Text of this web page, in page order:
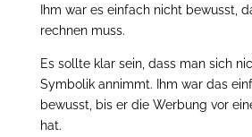
Ihm war es einfach nicht bewusst,
rechnen muss.
Es sollte klar sein, dass man sich
Symbolik annimmt. Ihm war das
bewusst, bis er die Werbung vor
hat.